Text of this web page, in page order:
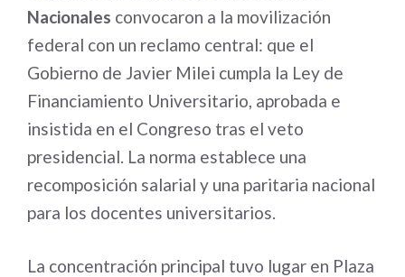
Nacionales convocaron a la movilización
federal con un reclamo central: que el
Gobierno de Javier Milei cumpla la Ley de
Financiamiento Universitario, aprobada e
insistida en el Congreso tras el veto
presidencial. La norma establece una
recomposición salarial y una paritaria nacional
para los docentes universitarios.
La concentración principal tuvo lugar en Plaza